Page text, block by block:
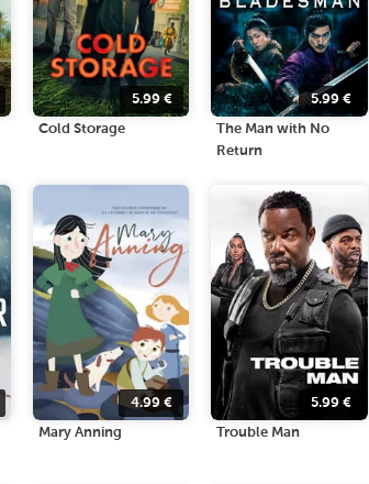
5.99€
Cold Storage
5.99€
The Man with No
Return
4.99 €
Mary Anning
5.99€
Trouble Man